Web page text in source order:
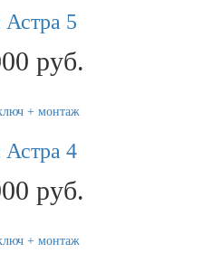
5
руб.
4
руб.